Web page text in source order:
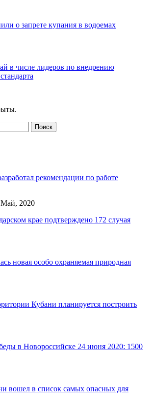
о запрете купания в водоемах
в числе лидеров по внедрению
рекомендации по работе
Май, 2020
крае подтверждено 172 случая
новая особо охраняемая природная
Кубани планируется построить
в Новороссийске 24 июня 2020: 1500
вошел в список самых опасных для